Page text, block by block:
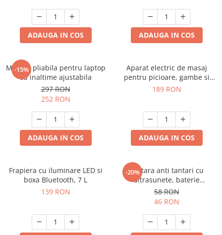
ADAUGA IN COS ADAUGA IN COS
-15%
Masuta pliabila pentru laptop
cu inaltime ajustabila
297 RON
252 RON
ADAUGA IN COS
Aparat electric de masaj
pentru picioare, gambe si
brate
189 RON
ADAUGA IN COS
Frapiera cu iluminare LED si
boxa Bluetooth, 7 L
139 RON
-20%
Bratara anti tantari cu
ultrasunete, baterie
reincarcabila 90mAh
58 RON
46 RON